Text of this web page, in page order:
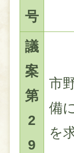
号
議
案
第
2
9
市
備
を